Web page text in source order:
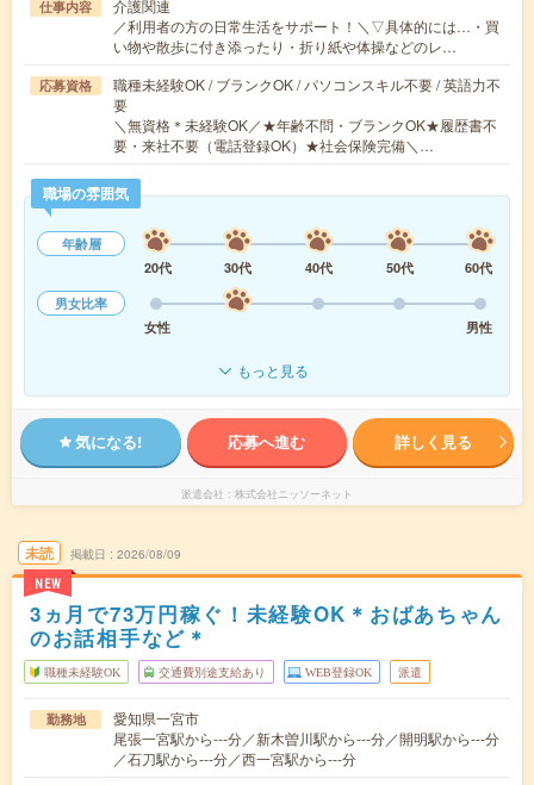
仕事内容
介護関連
／利用者の方の日常生活をサポート！＼▽具体的には…・買
い物や散歩に付き添ったり・折り紙や体操などのレ…
応募資格
職種未経験OK / ブランクOK / パソコンスキル不要 / 英語力不
要
＼無資格＊未経験OK／★年齢不問・ブランクOK★履歴書不
要・来社不要（電話登録OK）★社会保険完備＼…
職場の雰囲気
年齢層
20代
30代 40代 50代
60代
男女比率
女性
男性
もっと見る
気になる! 応募へ進む 詳しく見る
派遣会社 株式会社ニッソーネット
未読
NEW
掲載日 2026/08/09
3ヵ月で73万円稼ぐ！未経験OK＊おばあちゃん
のお話相手など＊
職種未経験OK 交通費別途支給あり WEB登録OK 派遣
勤務地
愛知県一宮市
尾張一宮駅から---分／新木曽川駅から---分／開明駅から---分
／石刀駅から---分／西一宮駅から---分